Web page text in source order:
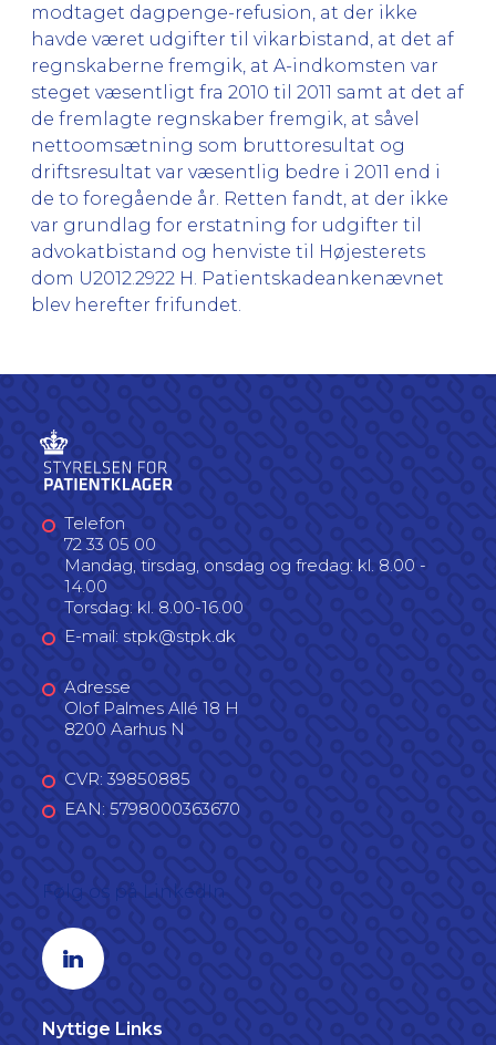
modtaget dagpenge-refusion, at der ikke
havde været udgifter til vikarbistand, at det af
regnskaberne fremgik, at A-indkomsten var
steget væsentligt fra 2010 til 2011 samt at det af
de fremlagte regnskaber fremgik, at såvel
nettoomsætning som bruttoresultat og
driftsresultat var væsentlig bedre i 2011 end i
de to foregående år. Retten fandt, at der ikke
var grundlag for erstatning for udgifter til
advokatbistand og henviste til Højesterets
dom U2012.2922 H. Patientskadeankenævnet
blev herefter frifundet.
Telefon
72 33 05 00
Mandag, tirsdag, onsdag og fredag: kl. 8.00 -
14.00
Torsdag: kl. 8.00-16.00
E-mail: stpk@stpk.dk
Adresse
Olof Palmes Allé 18 H
8200 Aarhus N
CVR: 39850885
EAN: 5798000363670
Linkedin profil
Nyttige Links